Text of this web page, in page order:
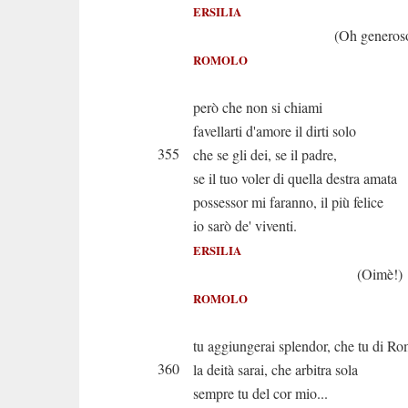
ERSILIA
(Oh
ROMOLO
Io
però che non si chiami
favellarti d'amore il dirti solo
355
che se gli dei, se il padre,
se il tuo voler di quella destra amata
possessor mi faranno, il più felice
io sarò de' viventi.
ERSILIA
(Oimè!)
ROMOLO
Che al
tu aggiungerai splendor, che tu di
360
la deità sarai, che arbitra sola
sempre tu del cor mio...